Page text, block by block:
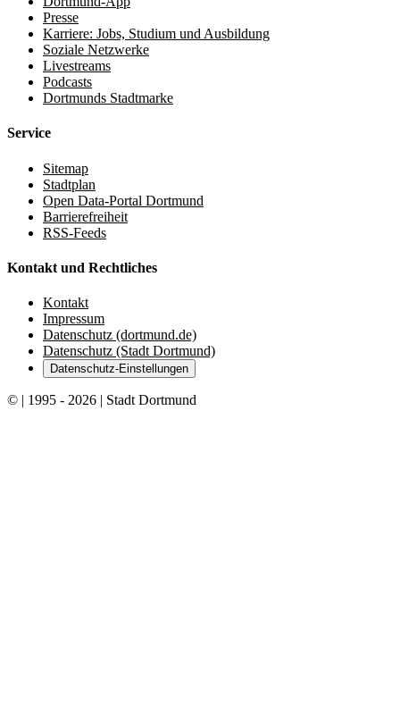
Presse
Karriere: Jobs, Studium und Ausbildung
Soziale Netzwerke
Livestreams
Podcasts
Dortmunds Stadtmarke
Service
Sitemap
Stadtplan
Open Data-Portal Dortmund
Barrierefreiheit
RSS-Feeds
Kontakt und Rechtliches
Kontakt
Impressum
Datenschutz (dortmund.de)
Datenschutz (Stadt Dortmund)
Datenschutz-Einstellungen
© | 1995 - 2026 | Stadt Dortmund